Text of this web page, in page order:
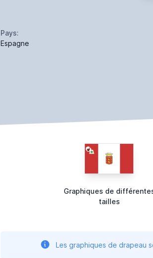
Pays:
Espagne
Graphiques de
tailles
Les graphiques de drapeau